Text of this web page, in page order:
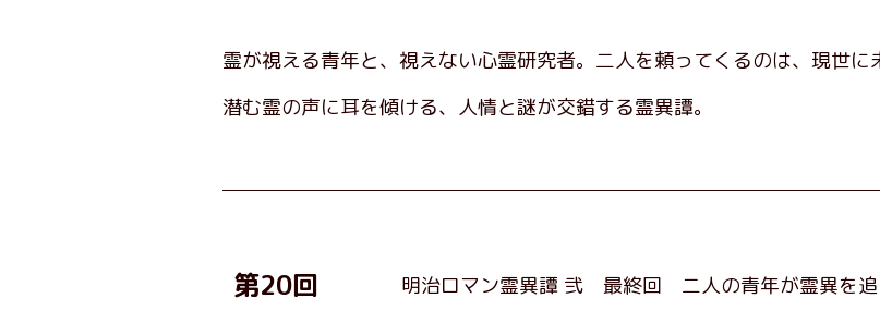
霊が視える青年と、視えない心霊研究者。二人を頼ってくるのは、現世
潜む霊の声に耳を傾ける、人情と謎が交錯する霊異譚。
第20回 明治ロマン霊異譚 弐 最終回 二人の青年が霊異を追